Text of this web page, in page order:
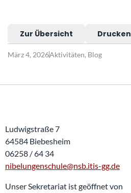
Zur Übersicht Drucken
März 4, 2026Aktivitäten, Blog
Ludwigstraße 7
64584 Biebesheim
06258 / 64 34
nibelungenschule@nsb.itis-gg.de
Unser Sekretariat ist geöffnet von